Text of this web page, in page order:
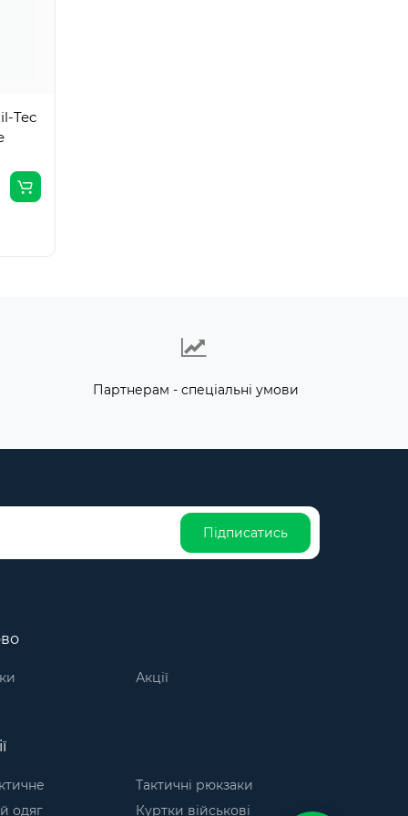
Tec
Партнерам - спеціальні умови
Підписатись
Акції
одяг
Тактичні рюкзаки
Куртки військові